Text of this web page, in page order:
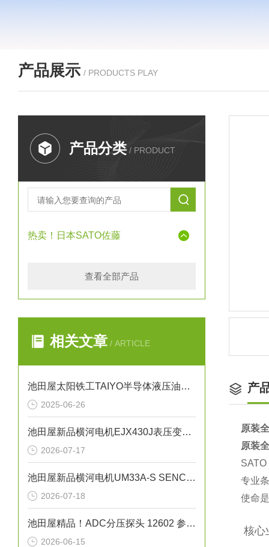
产品展示 / PRODUCTS PLAY
产品分类 / PRODUCT
热卖！日本SATO佐藤
查看全部产品
相关文章 / ARTICLE
池田屋太阳铁工TAIYO半导体液压油缸用途
2025-06-26
池田屋新品横河电机EJX430J表压变送器
2026-07-17
池田屋新品横河电机UM33A-S SENCOM指示计
2026-07-18
池田屋精品！ADC分压探头 12602 参数介绍
2026-06-15
产
原装
原装
专业
使命
核